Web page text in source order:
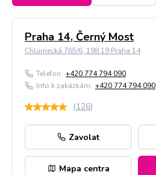
Praha 14, Černý Most
Chlumecká 765/6, 198 19 Praha 14
Telefon: +420 774 794 090
Info k zakázkám: +420 774 794 090
(126)
Zavolat
Mapa centra